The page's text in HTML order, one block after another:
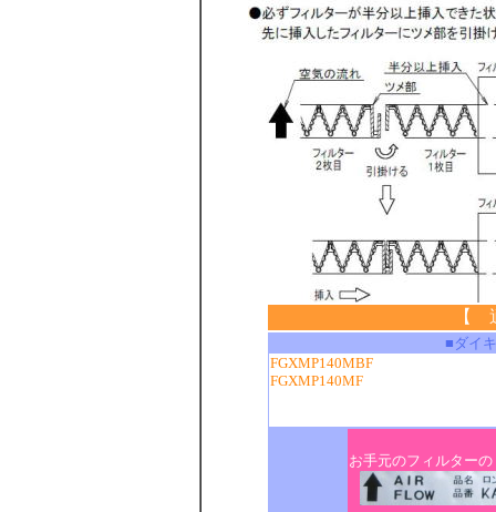
【
■ダイ
FGXMP140MBF
FGXMP140MF
お手元のフィルターの